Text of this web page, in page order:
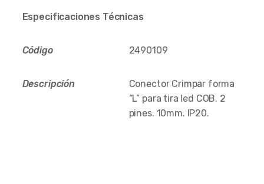
Especificaciones Técnicas
Código 2490109
Descripción
Conector Crimpar forma
“L” para tira led COB. 2
pines. 10mm. IP20.